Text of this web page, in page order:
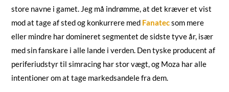
store navne i gamet. Jeg må indrømme, at det kræver et vist
mod at tage af sted og konkurrere med Fanatecsom mere
eller mindre har domineret segmentet de sidste tyve år, især
med sin fanskare i alle lande i verden. Den tyske producent af
periferiudstyr til simracing har stor vægt, og Moza har alle
intentioner om at tage markedsandele fra dem.